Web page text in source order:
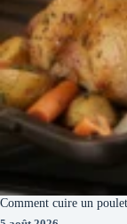
Comment cuire un